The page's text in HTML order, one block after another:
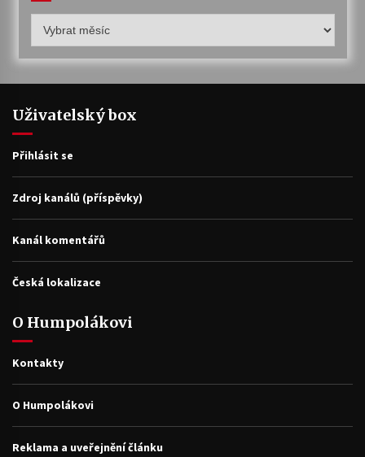
archiv
Uživatelský box
Přihlásit se
Zdroj kanálů (příspěvky)
Kanál komentářů
Česká lokalizace
O Humpolákovi
Kontakty
O Humpolákovi
Reklama a uveřejnění článku